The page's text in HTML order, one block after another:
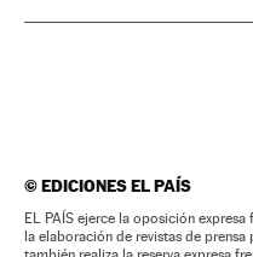
©EDICIONES EL PAÍS
EL PAÍS ejerce la oposición
la elaboración de revistas de